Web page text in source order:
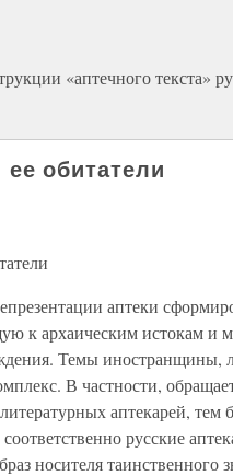
«аптечного текста»
ее обитатели
аптеки
к архаическим истокам и
Темы иностранщины,
В частности,
аптекарей, тем
русские
носителя таинственного